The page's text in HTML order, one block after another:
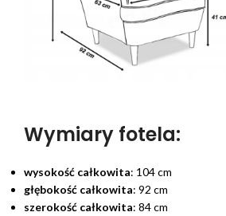
Wymiary fotela:
wysokość całkowita: 104 cm
głębokość całkowita: 92 cm
szerokość całkowita: 84 cm